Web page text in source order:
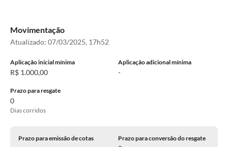
Movimentação
Atualizado: 07/03/2025, 17h52
Aplicação inicial mínima
R$ 1.000,00
Aplicação adicional mínima
-
Prazo para resgate
0
Dias corridos
Prazo para emissão de cotas Prazo para conversão do resgate